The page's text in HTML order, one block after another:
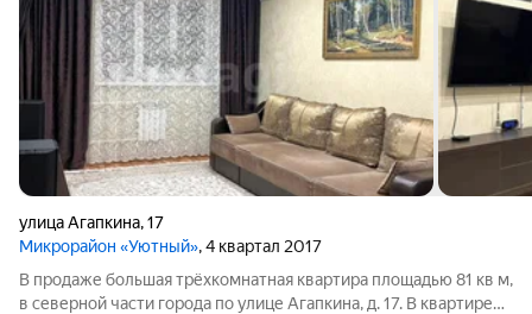
улица Агапкина,17
Микрорайон «Уютный», 4 квартал 2017
В продаже большая трёхкомнатная квартира площадью 81 кв м,
в северной части города по улице Агапкина, д. 17. В квартире